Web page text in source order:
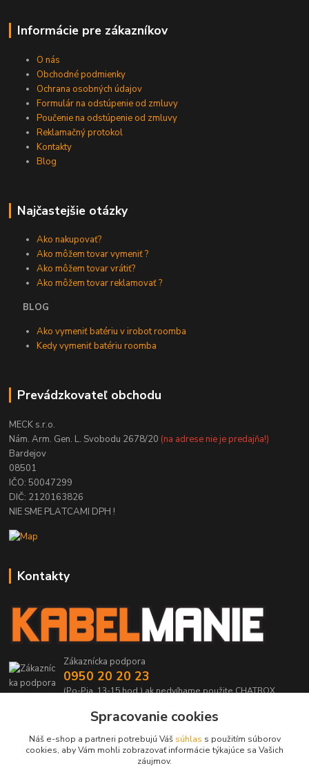
Informácie pre zákazníkov
O nás
Obchodné podmienky
Ochrana osobných údajov
Formulár na odstúpenie od zmluvy
Poučenie na odstúpenie od zmluvy
Reklamačný protokol
Kontakty
Blog
Najčastejšie otázky
Ako nakupovať?
Ako môžem tovar vymeniť ?
Ako môžem tovar vrátiť?
Ako môžem tovar reklamovať ?
BLOG
Ako vymeniť batériu v irobot roomba
Kedy vymeniť batériu roomba
Prevádzkovateľ obchodu
MECK s.r.o.
Nám. Arm. Gen. L. Svobodu 2678/20 (na adrese nie je predajňa!)
Bardejov
08501
IČO: 50047299
DIČ: 2120163826
NIE SME PLATCAMI DPH !
Kontakty
Zákaznícka podpora
0950 20 20 23
(Po-Pia, 13-15 hod.) ak nedvíhame použite CHATBOX
info@kabelmanie.skSpracovanie cookies
Náš e-shop a partneri potrebujú Váš súhlas s použitím súborov
cookies, aby Vám mohli zobrazovať informácie týkajúce sa Vašich
záujmov.